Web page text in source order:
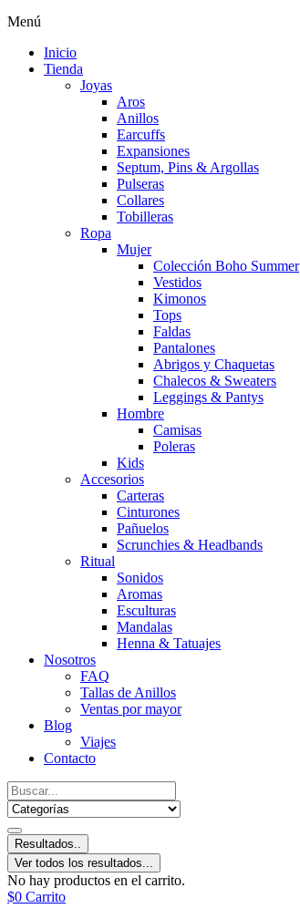
Menú
Inicio
Tienda
Joyas
Aros
Anillos
Earcuffs
Expansiones
Septum, Pins & Argollas
Pulseras
Collares
Tobilleras
Ropa
Mujer
Colección Boho Summer
Vestidos
Kimonos
Tops
Faldas
Pantalones
Abrigos y Chaquetas
Chalecos & Sweaters
Leggings & Pantys
Hombre
Camisas
Poleras
Kids
Accesorios
Carteras
Cinturones
Pañuelos
Scrunchies & Headbands
Ritual
Sonidos
Aromas
Esculturas
Mandalas
Henna & Tatuajes
Nosotros
FAQ
Tallas de Anillos
Ventas por mayor
Blog
Viajes
Contacto
Resultados..
Ver todos los resultados...
No hay productos en el carrito.
$0 Carrito